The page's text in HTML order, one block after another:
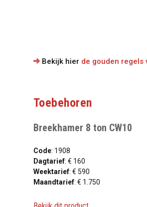
Bekijk hier de gouden regels
Toebehoren
Breekhamer 8 ton CW10
Code: 1908
Dagtarief: € 160
Weektarief: € 590
Maandtarief: € 1.750